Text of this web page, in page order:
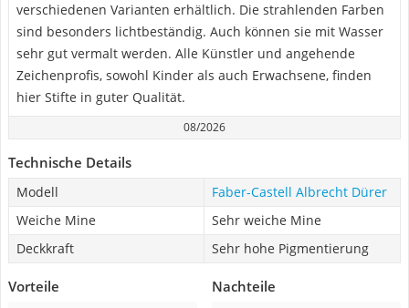
verschiedenen Varianten erhältlich. Die strahlenden Farben
sind besonders lichtbeständig. Auch können sie mit Wasser
sehr gut vermalt werden. Alle Künstler und angehende
Zeichenprofis, sowohl Kinder als auch Erwachsene, finden
hier Stifte in guter Qualität.
08/2026
Technische Details
Modell
Faber-Castell Albrecht Dürer
Weiche Mine
Sehr weiche Mine
Deckkraft
Sehr hohe Pigmentierung
Vorteile Nachteile